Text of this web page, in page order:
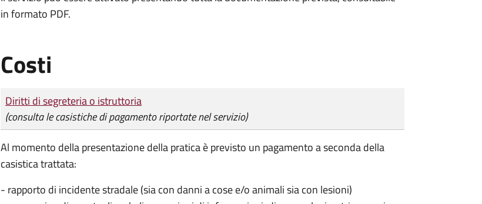
in formato PDF.
Costi
Tipo di pagamento
Importo
Diritti di segreteria o istruttoria
(consulta le casistiche di pagamento riportate nel servizio)
Al momento della presentazione della pratica è previsto un pagamento a seconda della
casistica trattata:
- rapporto di incidente stradale (sia con danni a cose e/o animali sia con lesioni)